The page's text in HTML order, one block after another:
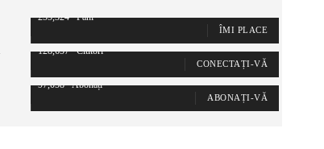
255,324 Fani
ÎMI PLACE
128,657 Cititori
CONECTAȚI-VĂ
97,058 Abonați
ABONAȚI-VĂ